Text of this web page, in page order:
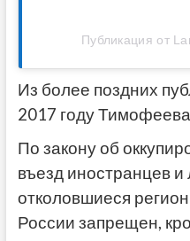
Публикация от
Из более поздних
2017 году
По закону об
въезд иностранцев и
отколовшиеся
России запрещен,